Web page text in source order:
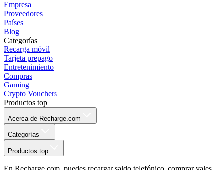
Empresa
Proveedores
Países
Blog
Categorías
Recarga móvil
Tarjeta prepago
Entretenimiento
Compras
Gaming
Crypto Vouchers
Productos top
Acerca de Recharge.com
Categorías
Productos top